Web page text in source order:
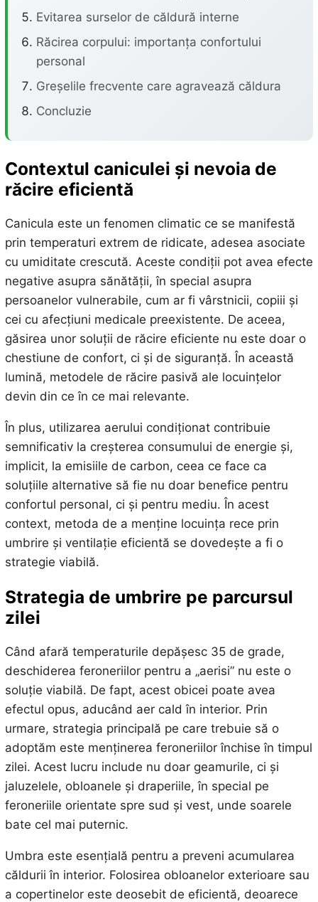
Evitarea surselor de căldură interne
Răcirea corpului: importanța confortului
personal
Greșelile frecvente care agravează căldura
Concluzie
Contextul caniculei și nevoia de
răcire eficientă
Canicula este un fenomen climatic ce se manifestă
prin temperaturi extrem de ridicate, adesea asociate
cu umiditate crescută. Aceste condiții pot avea efecte
negative asupra sănătății, în special asupra
persoanelor vulnerabile, cum ar fi vârstnicii, copiii și
cei cu afecțiuni medicale preexistente. De aceea,
găsirea unor soluții de răcire eficiente nu este doar o
chestiune de confort, ci și de siguranță. În această
lumină, metodele de răcire pasivă ale locuințelor
devin din ce în ce mai relevante.
În plus, utilizarea aerului condiționat contribuie
semnificativ la creșterea consumului de energie și,
implicit, la emisiile de carbon, ceea ce face ca
soluțiile alternative să fie nu doar benefice pentru
confortul personal, ci și pentru mediu. În acest
context, metoda de a menține locuința rece prin
umbrire și ventilație eficientă se dovedește a fi o
strategie viabilă.
Strategia de umbrire pe parcursul
zilei
Când afară temperaturile depășesc 35 de grade,
deschiderea feroneriilor pentru a „aerisi” nu este o
soluție viabilă. De fapt, acest obicei poate avea
efectul opus, aducând aer cald în interior. Prin
urmare, strategia principală pe care trebuie să o
adoptăm este menținerea feroneriilor închise în timpul
zilei. Acest lucru include nu doar geamurile, ci și
jaluzelele, obloanele și draperiile, în special pe
feroneriile orientate spre sud și vest, unde soarele
bate cel mai puternic.
Umbra este esențială pentru a preveni acumularea
căldurii în interior. Folosirea obloanelor exterioare sau
a copertinelor este deosebit de eficientă, deoarece